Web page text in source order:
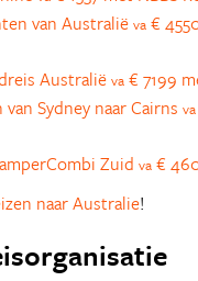
van Australië va €
Australiëva € 7199
van Sydney naar Cairns va
Zuid va €
naar Australie!